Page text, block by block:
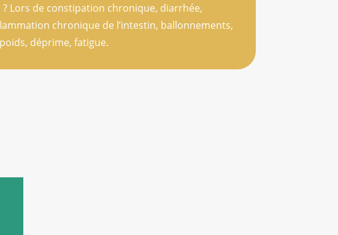
Lors de constipation chronique, diarrhée,
chronique de l’intestin, ballonnements,
déprime, fatigue.